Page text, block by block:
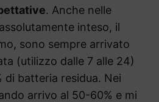
. Anche nelle
inteso, il
sono sempre arrivato
(utilizzo dalle 7 alle 24)
di batteria residua. Nei
arrivo al 50-60% e mi